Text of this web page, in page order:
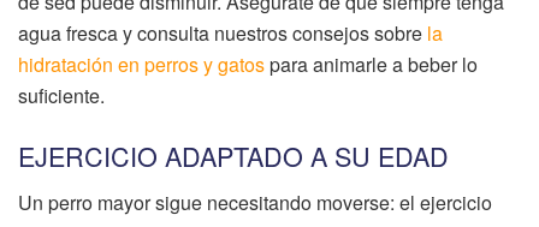
agua fresca y consulta nuestros consejos sobre la
hidratación en perros y gatospara animarle a beber lo
suficiente.
EJERCICIO ADAPTADO A SU EDAD
Un perro mayor sigue necesitando moverse: el ejercicio